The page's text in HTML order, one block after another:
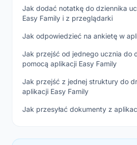
Jak dodać notatkę do dziennika
Easy Family i z przeglądarki
Jak odpowiedzieć na ankietę w
Jak przejść od jednego ucznia do
pomocą aplikacji Easy Family
Jak przejść z jednej struktury do
aplikacji Easy Family
Jak przesyłać dokumenty z